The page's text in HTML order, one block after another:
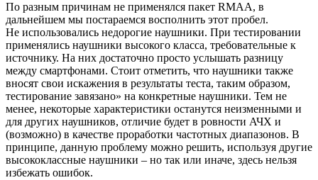
По разным причинам не применялся пакет RMAA, в
дальнейшем мы постараемся восполнить этот пробел.
Не использовались недорогие наушники. При тестировании
применялись наушники высокого класса, требовательные к
источнику. На них достаточно просто услышать разницу
между смартфонами. Стоит отметить, что наушники также
вносят свои искажения в результаты теста, таким образом,
тестирование завязано» на конкретные наушники. Тем не
менее, некоторые характеристики останутся неизменными и
для других наушников, отличие будет в ровности АЧХ и
(возможно) в качестве проработки частотных диапазонов. В
принципе, данную проблему можно решить, используя другие
высококлассные наушники – но так или иначе, здесь нельзя
избежать ошибок.